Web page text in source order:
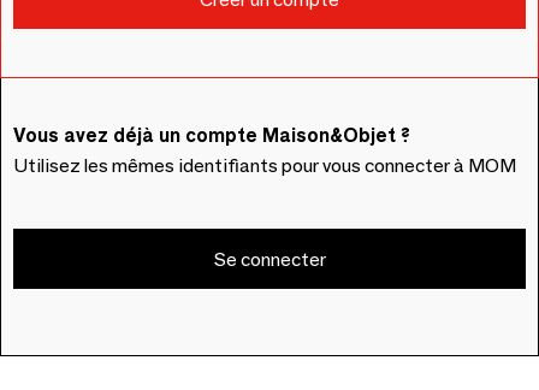
Vous avez déjà un compte Maison&Objet ?
Utilisez les mêmes identifiants pour vous connecter à MOM
Se connecter